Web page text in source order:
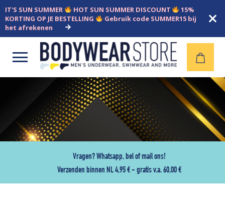
IT'S SUN SUMMER HOT SUN SUMMER DISCOUNT
15%
KORTING OP JE BESTELLING
Gebruik code SUMMER15 bij
het afrekenen
Open
Vragen? Whatsapp, bel of mail ons!
Verzenden binnen NL 4,95 € - gratis v.a. 60,00 €